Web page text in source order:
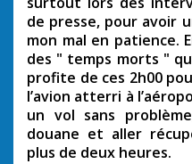
de presse, pour avoir
mon mal en patience.
des " temps morts "
profite de ces 2h00
l’avion atterri à
un vol sans
douane et aller
plus de deux heures.